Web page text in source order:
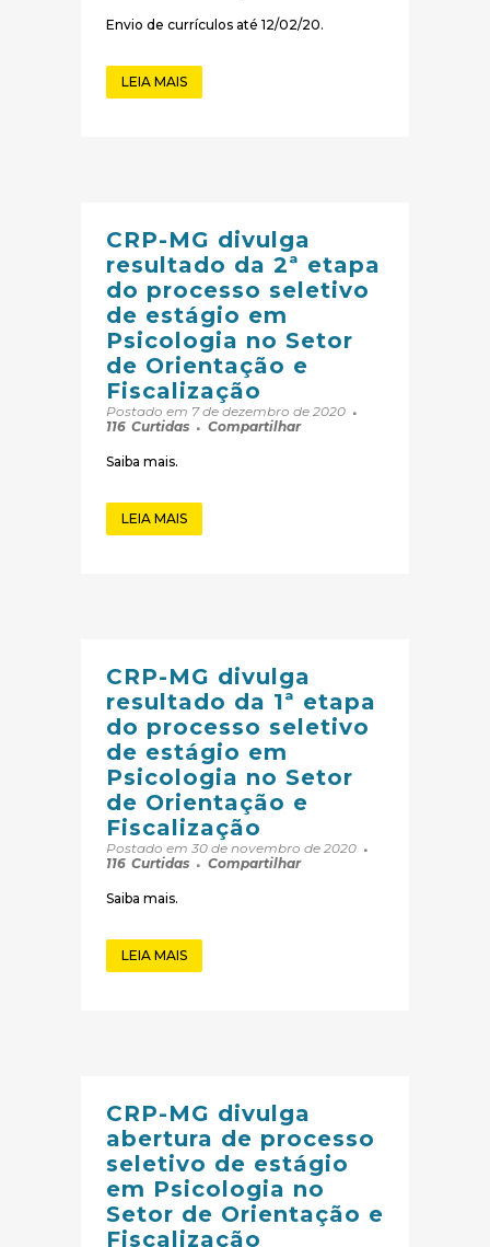
Envio de currículos até 12/02/20.
LEIA MAIS
CRP-MG divulga
resultado da 2ª etapa
do processo seletivo
de estágio em
Psicologia no Setor
de Orientação e
Fiscalização
Postado em 7 de dezembro de 2020
116 Curtidas Compartilhar
Saiba mais.
LEIA MAIS
CRP-MG divulga
resultado da 1ª etapa
do processo seletivo
de estágio em
Psicologia no Setor
de Orientação e
Fiscalização
Postado em 30 de novembro de 2020
116 Curtidas Compartilhar
Saiba mais.
LEIA MAIS
CRP-MG divulga
abertura de processo
seletivo de estágio
em Psicologia no
Setor de Orientação e
Fiscalização